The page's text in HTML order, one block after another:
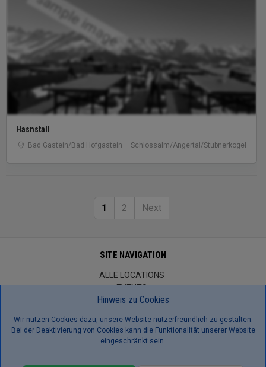
sample image
Hasnstall
Bad Gastein/​Bad Hofgastein – Schlossalm/​Angertal/​Stubnerkogel
1 2 Next
SITE NAVIGATION
ALLE LOCATIONS
EVENTS
JOBS
ÜBER UNS
IMPRESSUM
Hinweis zu Cookies
Wir nutzen Cookies dazu, unsere Website nutzerfreundlich zu gestalten.
Bei der Deaktivierung von Cookies kann die Funktionalität unserer Website
eingeschränkt sein.